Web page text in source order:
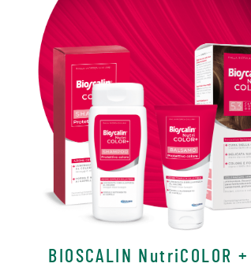
BIOSCALIN NutriCOLOR +